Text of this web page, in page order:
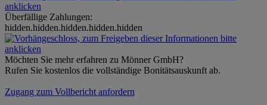
Überfällige Zahlungen:
hidden.hidden.hidden.hidden.hidden
Möchten Sie mehr erfahren zu Mönner GmbH?
Rufen Sie kostenlos die vollständige Bonitätsauskunft ab.
Zugang zum Vollbericht anfordern